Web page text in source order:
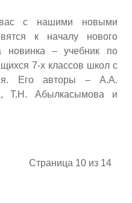
вас с нашими новыми
к началу нового
новинка – учебник по
7-х классов школ с
Его авторы – А.А.
Т.Н. Абылкасымова и
Страница 10 из 14